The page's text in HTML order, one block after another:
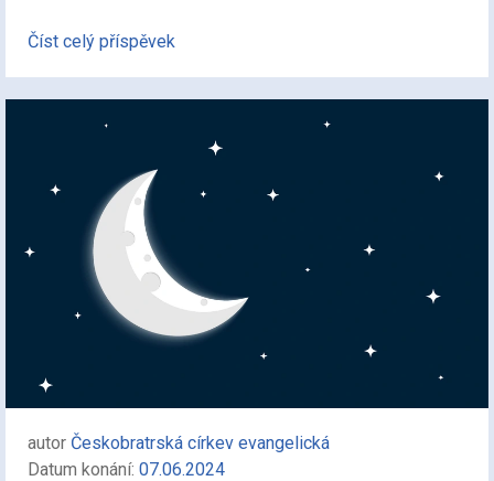
Číst celý příspěvek
autor Českobratrská církev evangelická
Datum konání: 07.06.2024